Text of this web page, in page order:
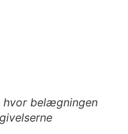
hvor belægningen